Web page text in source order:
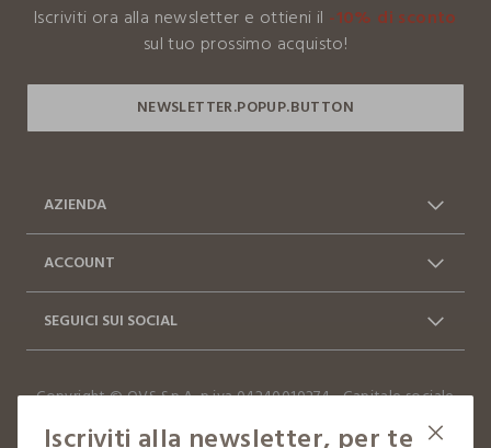
Iscriviti alla newsletter, per te
Iscriviti ora alla newsletter e ottieni il -10% di sconto
sul tuo prossimo acquisto!
AZIENDA
Resi e cambi Dichiarazione accessibilità
ACCOUNT
SEGUICI SUI SOCIAL
TikTok
Copyright © OVS S.p.A, p.iva 04240010274 - Capitale sociale